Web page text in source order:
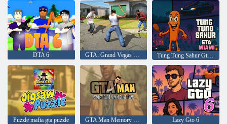
DTA 6 Tung Tung Sahur Gta Miami
Puzzle mafia gta puzzle Lazy Gto 6